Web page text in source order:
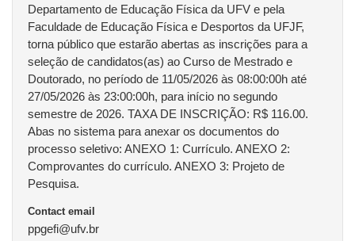
Departamento de Educação Física da UFV e pela
Faculdade de Educação Física e Desportos da UFJF,
torna público que estarão abertas as inscrições para a
seleção de candidatos(as) ao Curso de Mestrado e
Doutorado, no período de 11/05/2026 às 08:00:00h até
27/05/2026 às 23:00:00h, para início no segundo
semestre de 2026. TAXA DE INSCRIÇÃO: R$ 116.00.
Abas no sistema para anexar os documentos do
processo seletivo: ANEXO 1: Currículo. ANEXO 2:
Comprovantes do currículo. ANEXO 3: Projeto de
Pesquisa.
Contact email
ppgefi@ufv.br